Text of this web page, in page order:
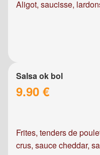
Aligot, saucisse,
Salsa ok bol
9.90 €
Frites, tenders de
crus, sauce cheddar,